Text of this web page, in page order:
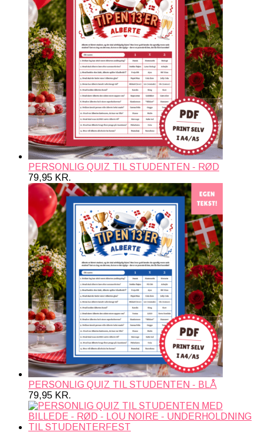
PERSONLIG QUIZ TIL STUDENTEN - RØD
79,95 KR.
PERSONLIG QUIZ TIL STUDENTEN - BLÅ
79,95 KR.